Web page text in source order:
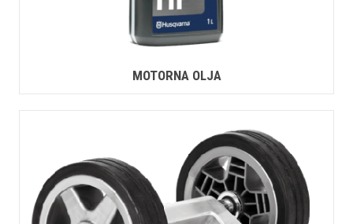
MOTORNA OLJA